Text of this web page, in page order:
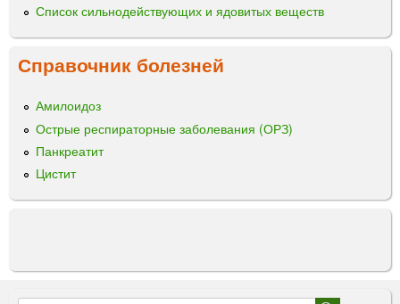
Список сильнодействующих и ядовитых веществ
Справочник болезней
Амилоидоз
Острые респираторные заболевания (ОРЗ)
Панкреатит
Цистит